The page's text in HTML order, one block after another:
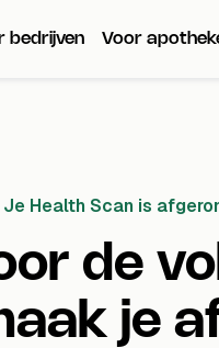
bedrijven Voor
Je Health Scan is
de
je